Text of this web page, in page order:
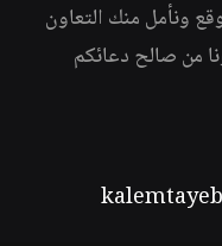
ونأمل منك التعاون
من صالح دعائكم